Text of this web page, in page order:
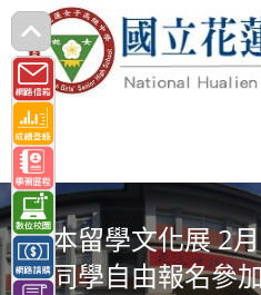
跳
轉
至
主
要
內
容 日本留學文化展 2
趣同學自由報名參